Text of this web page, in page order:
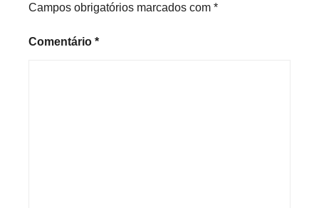
Campos obrigatórios marcados com *
Comentário *